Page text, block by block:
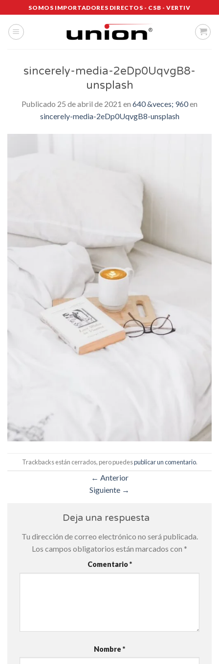
al
contenido
SOMOS IMPORTADORES DIRECTOS - CSB - VERTIV
sincerely-media-2eDp0UqvgB8-
unsplash
Publicado 25 de abril de 2021 en 640 &veces; 960en
sincerely-media-2eDp0UqvgB8-unsplash
Trackbacks están cerrados, pero puedespublicar un comentario.
← Anterior
Siguiente →
Deja una respuesta
Tu dirección de correo electrónico no será publicada.
Los campos obligatorios están marcados con *
Comentario*
Nombre *